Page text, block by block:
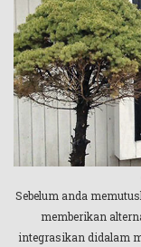
Sebelum anda
memberikan
integrasikan didalam